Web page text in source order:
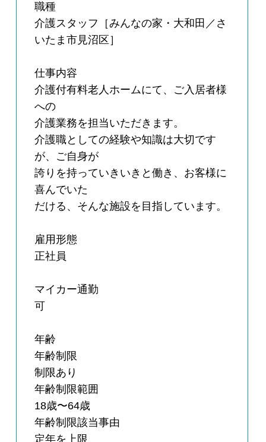
職種
介護スタッフ［みんなの家・大和田／さ
いたま市見沼区］
仕事内容
介護付有料老人ホームにて、ご入居者様
への
介護業務を担当いただきます。
介護職としての経験や知識は大切です
が、ご自身が
誇りを持っていきいきと働き、お客様に
喜んでいた
だける、そんな施設を目指しています。
雇用形態
正社員
マイカー通勤
可
年齢
年齢制限
制限あり
年齢制限範囲
18歳〜64歳
年齢制限該当事由
定年を上限